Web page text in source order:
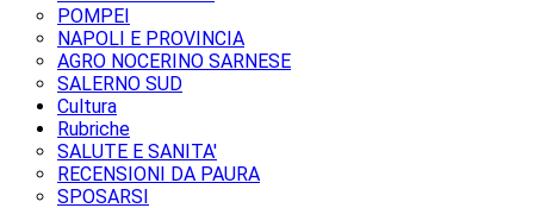
POMPEI
NAPOLI E PROVINCIA
AGRO NOCERINO SARNESE
SALERNO SUD
Cultura
Rubriche
SALUTE E SANITA'
RECENSIONI DA PAURA
SPOSARSI